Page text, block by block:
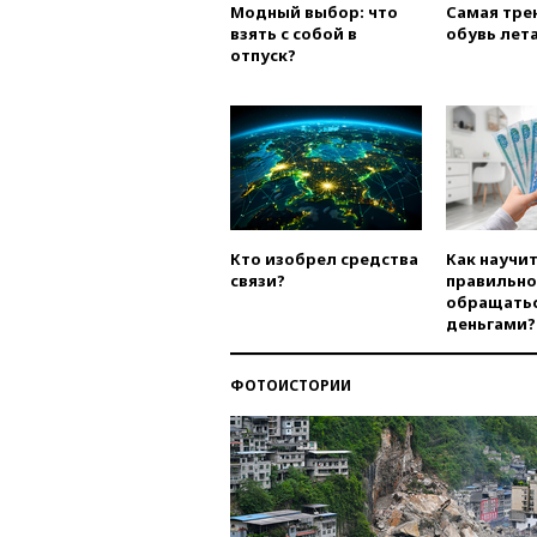
Модный выбор: что
взять с собой в
отпуск?
Самая
обувь
Кто изобрел средства
связи?
Как
правильно
деньгами?
ФОТОИСТОРИИ